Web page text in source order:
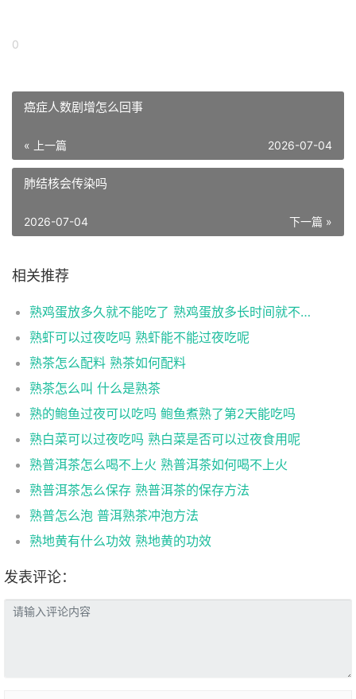
0
癌症人数剧增怎么回事
« 上一篇 2026-07-04
肺结核会传染吗
下一篇 »
2026-07-04
相关推荐
熟鸡蛋放多久就不能吃了 熟鸡蛋放多长时间就不能吃了
熟虾可以过夜吃吗 熟虾能不能过夜吃呢
熟茶怎么配料 熟茶如何配料
熟茶怎么叫 什么是熟茶
熟的鲍鱼过夜可以吃吗 鲍鱼煮熟了第2天能吃吗
熟白菜可以过夜吃吗 熟白菜是否可以过夜食用呢
熟普洱茶怎么喝不上火 熟普洱茶如何喝不上火
熟普洱茶怎么保存 熟普洱茶的保存方法
熟普怎么泡 普洱熟茶冲泡方法
熟地黄有什么功效 熟地黄的功效
发表评论：